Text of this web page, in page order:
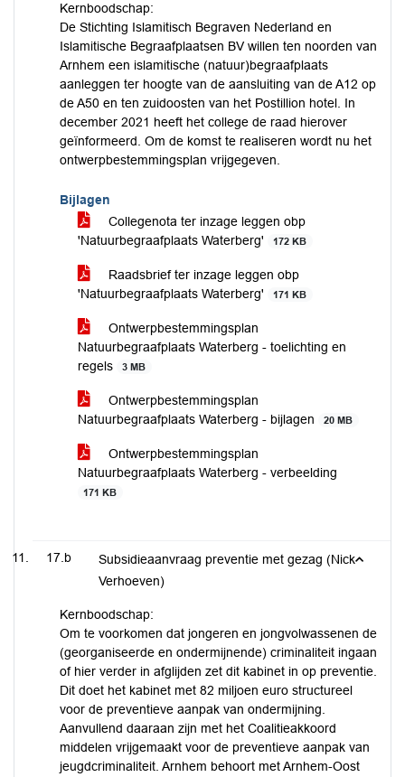
Kernboodschap:
De Stichting Islamitisch Begraven Nederland en
Islamitische Begraafplaatsen BV willen ten noorden van
Arnhem een islamitische (natuur)begraafplaats
aanleggen ter hoogte van de aansluiting van de A12 op
de A50 en ten zuidoosten van het Postillion hotel. In
december 2021 heeft het college de raad hierover
geïnformeerd. Om de komst te realiseren wordt nu het
ontwerpbestemmingsplan vrijgegeven.
Bijlagen
Collegenota ter inzage leggen obp
'Natuurbegraafplaats Waterberg'
172 KB
Raadsbrief ter inzage leggen obp
'Natuurbegraafplaats Waterberg'
171 KB
Ontwerpbestemmingsplan
Natuurbegraafplaats Waterberg - toelichting en
regels
3 MB
Ontwerpbestemmingsplan
Natuurbegraafplaats Waterberg - bijlagen
20 MB
Ontwerpbestemmingsplan
Natuurbegraafplaats Waterberg - verbeelding
171 KB
17.b
Subsidieaanvraag preventie met gezag (Nick
Verhoeven)
Kernboodschap:
Om te voorkomen dat jongeren en jongvolwassenen de
(georganiseerde en ondermijnende) criminaliteit ingaan
of hier verder in afglijden zet dit kabinet in op preventie.
Dit doet het kabinet met 82 miljoen euro structureel
voor de preventieve aanpak van ondermijning.
Aanvullend daaraan zijn met het Coalitieakkoord
middelen vrijgemaakt voor de preventieve aanpak van
jeugdcriminaliteit. Arnhem behoort met Arnhem-Oost